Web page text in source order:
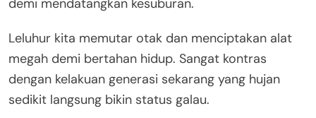
demi mendatangkan kesuburan.
Leluhur kita memutar otak dan menciptakan alat
megah demi bertahan hidup. Sangat kontras
dengan kelakuan generasi sekarang yang hujan
sedikit langsung bikin status galau.